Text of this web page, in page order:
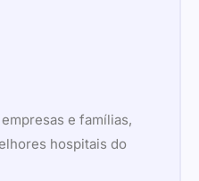
e famílias,
hospitais do